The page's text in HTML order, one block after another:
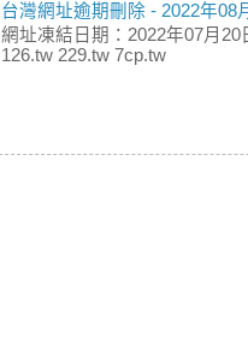
台灣網址逾期刪除 - 2022年08
網址凍結日期：2022年07月
126.tw 229.tw 7cp.tw